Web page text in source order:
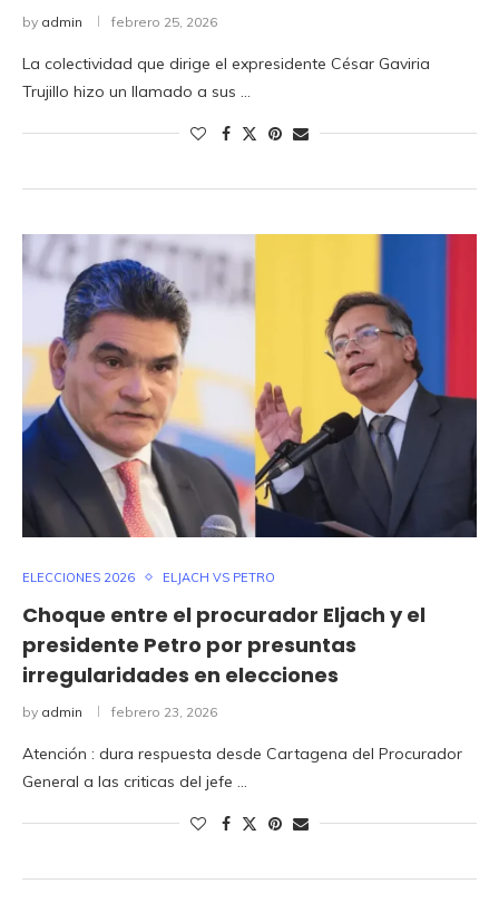
by admin febrero 25, 2026
La colectividad que dirige el expresidente César Gaviria
Trujillo hizo un llamado a sus …
ELECCIONES 2026 ELJACH VS PETRO
Choque entre el procurador Eljach y el
presidente Petro por presuntas
irregularidades en elecciones
by admin febrero 23, 2026
Atención : dura respuesta desde Cartagena del Procurador
General a las criticas del jefe …